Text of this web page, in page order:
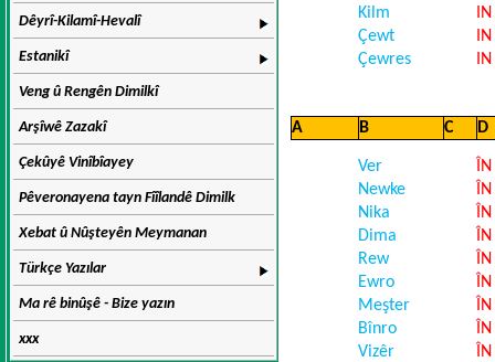
Dêyrî-Kilamî-Hevalî
Estanikî
Veng û Rengên Dimilkî
Arşîwê Zazakî
Çekûyê Vinîbîayey
Pêveronayena tayn Fîîlandê Dimilk
Xebat û Nûşteyên Meymanan
Türkçe Yazılar
Ma rê binûşê - Bize yazın
xxx
Kilm
IN
Çewt
IN
Çewres
IN
A B C D
Ver
ÎN
Newke
ÎN
Nika
ÎN
Dima
ÎN
Rew
ÎN
Ewro
ÎN
Meşter
ÎN
Bînro
ÎN
Vizêr
ÎN